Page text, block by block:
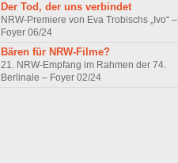
Der Tod, der uns verbindet
NRW-Premiere von Eva Trobischs „Ivo“ –
Foyer 06/24
Bären für NRW-Filme?
21. NRW-Empfang im Rahmen der 74.
Berlinale – Foyer 02/24